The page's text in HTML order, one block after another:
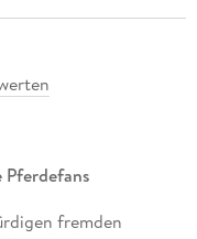
fremden